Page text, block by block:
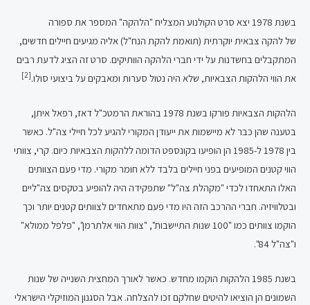
בשנת 1978 יצא סרט הקולנוע המצליח "הלהקה" המספר את ספורה
של להקה צבאית יוקרתית (תואמת להקת הנח"ל) אליה מגיעים חיילים חדשים,
המתקבלים בחשדנות על ידי חברי הלהקה הוותיקים. סרט זה הציג לדעת רבים
את הווי הלהקות הצבאיות, שלא היה נטול סערות ומאבקים על ביצועי סולו.[2]
הלהקות הצבאיות פורקו בשנת 1978 בהוראת הרמטכ"ל דאז, רפאל איתן,
בטענה שהן כבר לא מיישמות את ייעודן המקורי להגיע לכל חיילי צה"ל. כאשר
בין 1978 ל-1985 הן הופיעו בקונספט הדומה ללהקות הצבאיות כיום. קרי, צוותי
הווי קטנים המופיעים בפני חיילים בלבד ללא חומר מקורי. מדי פעם הצוותים
האלו התאחדו לכדי "מקהלת צה"ל" שתפקידה היה להופיע בטקסים צה"ליים
ובטלוויזיה. חברי ההרכב הזה היו מדי פעם מתאחדים לצוותים קטנים יותר וכך
הוקמו צוותים כמו "100 שנות התיישבות", "צוות הווי אלתרמן", "פלפל ממולא"
ו"צה"ל 84".
בשנת 1985 הלהקות הוקמו מחדש. כאשר לאורך המחצית השנייה של שנות
השמונים הן הוציאו להיטים שחלקם זכו להצלחה. אבל הסגנון המוזיקלי הישראלי